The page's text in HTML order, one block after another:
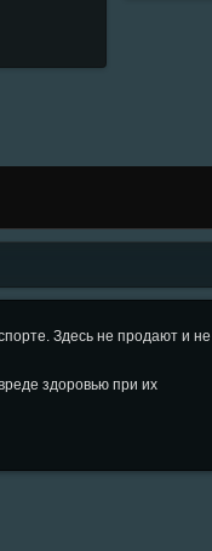
Здесь не продают и не
здоровью при их